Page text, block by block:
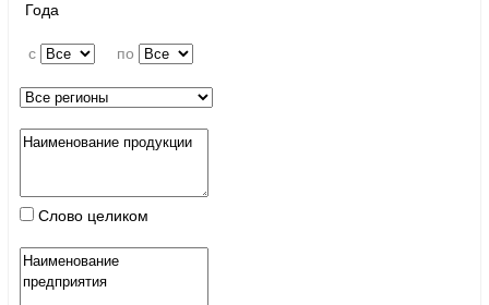
Года
c по
Слово целиком